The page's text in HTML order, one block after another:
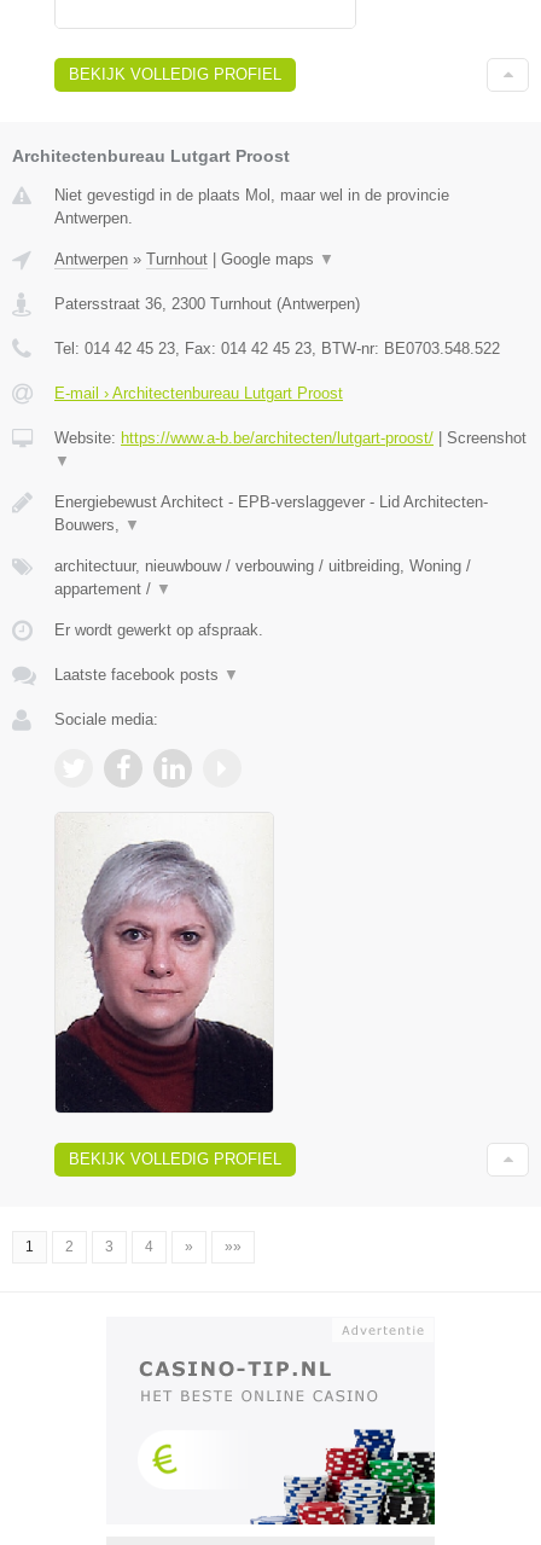
BEKIJK VOLLEDIG PROFIEL
Architectenbureau Lutgart Proost
Niet gevestigd in de plaats Mol, maar wel in de provincie
Antwerpen.
Antwerpen » Turnhout Google maps ▼
Patersstraat 36, 2300 Turnhout (Antwerpen)
Tel: 014 42 45 23, Fax: 014 42 45 23, BTW-nr: BE0703.548.522
E-mail › Architectenbureau Lutgart Proost
Website: https://www.a-b.be/architecten/lutgart-proost/
Screenshot
▼
Energiebewust Architect - EPB-verslaggever - Lid Architecten-
Bouwers, ▼
architectuur, nieuwbouw / verbouwing / uitbreiding, Woning /
appartement / ▼
Er wordt gewerkt op afspraak.
Laatste facebook posts ▼
Sociale media:
BEKIJK VOLLEDIG PROFIEL
1 2 3 4 » »»